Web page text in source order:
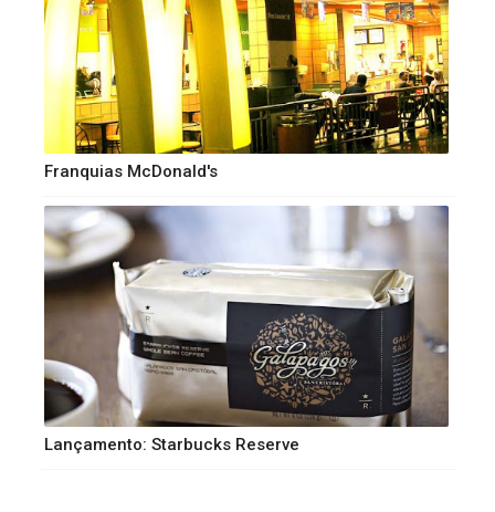
Franquias McDonald's
Lançamento: Starbucks Reserve